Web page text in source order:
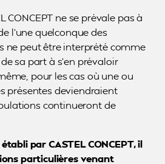
CONCEPT ne se prévale pas à
l’une quelconque des
ne peut être interprété comme
sa part à s’en prévaloir
pour les cas où une ou
présentes deviendraient
continueront de
par CASTEL CONCEPT, il
particulières venant